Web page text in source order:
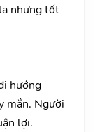
nhưng tốt
hướng
mắn. Người
lợi.